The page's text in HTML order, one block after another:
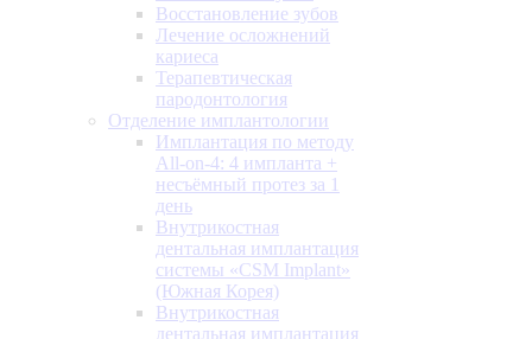
Восстановление зубов
Лечение осложнений
кариеса
Терапевтическая
пародонтология
Отделение имплантологии
Имплантация по методу
All-on-4: 4 импланта +
несъёмный протез за 1
день
Внутрикостная
дентальная имплантация
системы «CSM Implant»
(Южная Корея)
Внутрикостная
дентальная имплантация